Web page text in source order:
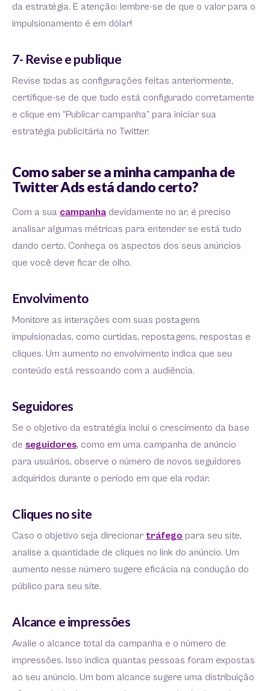
da estratégia. E atenção: lembre-se de que o valor para o
impulsionamento é em dólar!
7- Revise e publique
Revise todas as configurações feitas anteriormente,
certifique-se de que tudo está configurado corretamente
e clique em “Publicar campanha” para iniciar sua
estratégia publicitária no Twitter.
Como saber se a minha campanha de
Twitter Ads está dando certo?
Com a sua campanha devidamente no ar, é preciso
analisar algumas métricas para entender se está tudo
dando certo. Conheça os aspectos dos seus anúncios
que você deve ficar de olho.
Envolvimento
Monitore as interações com suas postagens
impulsionadas, como curtidas, repostagens, respostas e
cliques. Um aumento no envolvimento indica que seu
conteúdo está ressoando com a audiência.
Seguidores
Se o objetivo da estratégia inclui o crescimento da base
de seguidores, como em uma campanha de anúncio
para usuários, observe o número de novos seguidores
adquiridos durante o período em que ela rodar.
Cliques no site
Caso o objetivo seja direcionar tráfego para seu site,
analise a quantidade de cliques no link do anúncio. Um
aumento nesse número sugere eficácia na condução do
público para seu site.
Alcance e impressões
Avalie o alcance total da campanha e o número de
impressões. Isso indica quantas pessoas foram expostas
ao seu anúncio. Um bom alcance sugere uma distribuição